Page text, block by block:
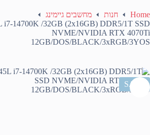
Home חנות
מחשבים גיימינג
i7-14700K /32GB (2x16GB) DDR5/1T SSD
NVME/NVIDIA RTX 4070Ti
12GB/DOS/BLACK/3xRGB/3YOS
SALE